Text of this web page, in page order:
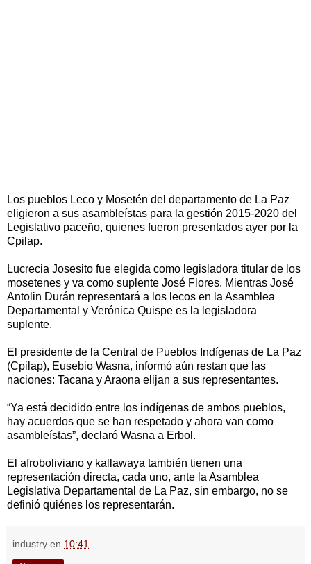
Los pueblos Leco y Mosetén del departamento de La Paz
eligieron a sus asambleístas para la gestión 2015-2020 del
Legislativo paceño, quienes fueron presentados ayer por la
Cpilap.
Lucrecia Josesito fue elegida como legisladora titular de los
mosetenes y va como suplente José Flores. Mientras José
Antolin Durán representará a los lecos en la Asamblea
Departamental y Verónica Quispe es la legisladora
suplente.
El presidente de la Central de Pueblos Indígenas de La Paz
(Cpilap), Eusebio Wasna, informó aún restan que las
naciones: Tacana y Araona elijan a sus representantes.
“Ya está decidido entre los indígenas de ambos pueblos,
hay acuerdos que se han respetado y ahora van como
asambleístas”, declaró Wasna a Erbol.
El afroboliviano y kallawaya también tienen una
representación directa, cada uno, ante la Asamblea
Legislativa Departamental de La Paz, sin embargo, no se
definió quiénes los representarán.
industry en 10:41